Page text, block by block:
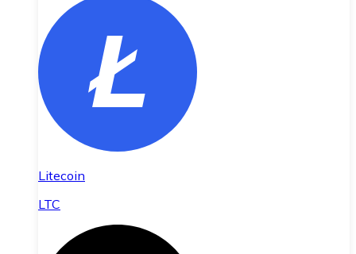
Litecoin
LTC